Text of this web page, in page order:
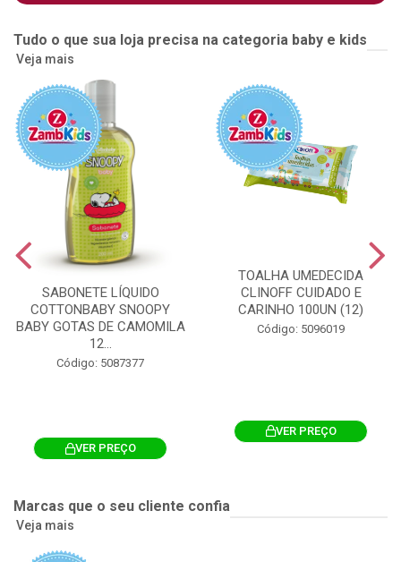
Tudo o que sua loja precisa na categoria baby e kids
Veja mais
SABONETE LÍQUIDO
COTTONBABY SNOOPY
BABY GOTAS DE CAMOMILA
12...
Código: 5087377
VER PREÇO
TOALHA UMEDECIDA
CLINOFF CUIDADO E
CARINHO 100UN (12)
Código: 5096019
VER PREÇO
Marcas que o seu cliente confia
Veja mais